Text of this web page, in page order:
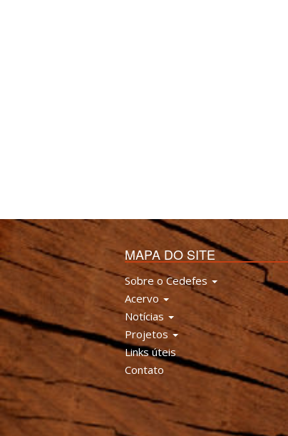
MAPA DO SITE
Sobre o Cedefes
Acervo
Notícias
Projetos
Links úteis
Contato